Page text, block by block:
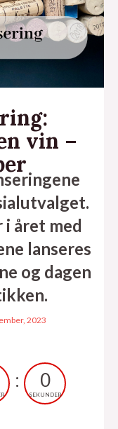
vin –
i året med
lanseres
og dagen
2023
0
SEKUNDER